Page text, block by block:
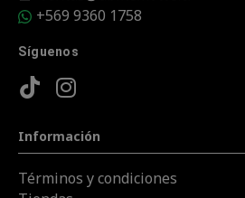
+569 9360 1758
Síguenos
Información
Términos y condiciones